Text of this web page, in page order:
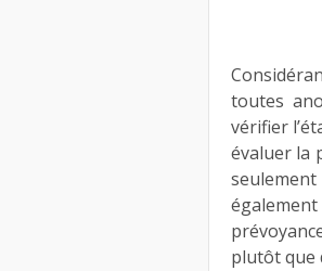
toutes
vérifier
évaluer la
plutôt que